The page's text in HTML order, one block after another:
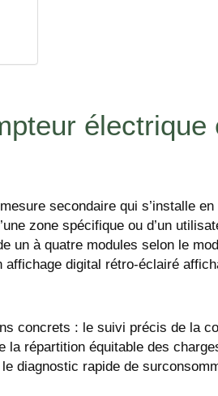
secondaire qui s’installe
zone spécifique ou d’un
un à quatre modules selon le
digital rétro-éclairé
concrets : le suivi précis de la
la répartition équitable des
diagnostic rapide de